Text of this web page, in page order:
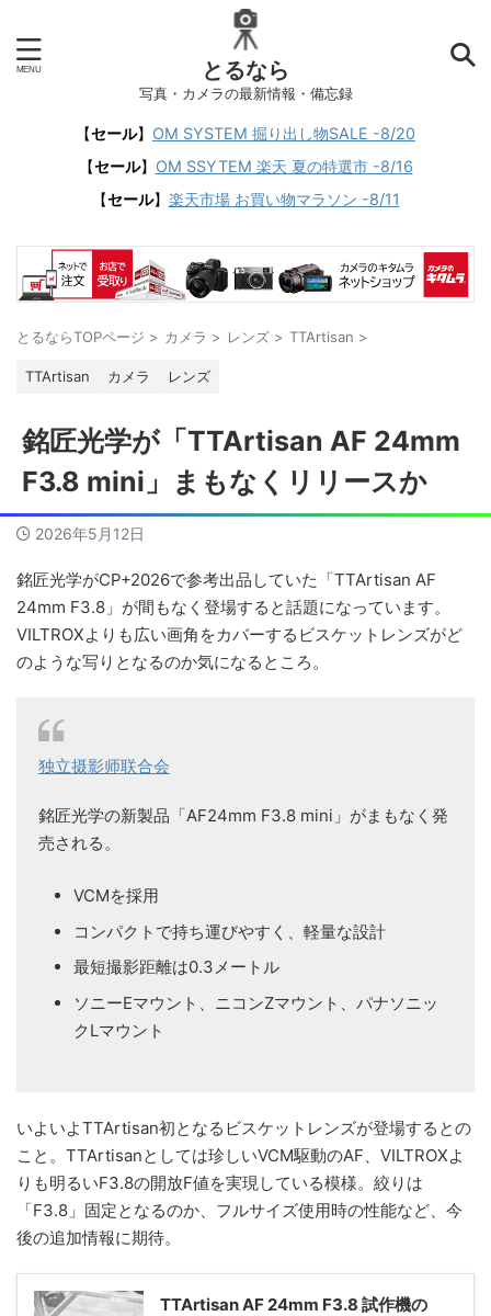
とるなら
写真・カメラの最新情報・備忘録
【セール】 OM SYSTEM 掘り出し物SALE -8/20
【セール】 OM SSYTEM 楽天 夏の特選市 -8/16
【セール】 楽天市場 お買い物マラソン -8/11
とるならTOPページ > カメラ > レンズ > TTArtisan >
TTArtisan カメラ レンズ
銘匠光学が「TTArtisan AF 24mm
F3.8 mini」まもなくリリースか
2026年5月12日
銘匠光学がCP+2026で参考出品していた「TTArtisan AF
24mm F3.8」が間もなく登場すると話題になっています。
VILTROXよりも広い画角をカバーするビスケットレンズがど
のような写りとなるのか気になるところ。
独立摄影师联合会
銘匠光学の新製品「AF24mm F3.8 mini」がまもなく発
売される。
VCMを採用
コンパクトで持ち運びやすく、軽量な設計
最短撮影距離は0.3メートル
ソニーEマウント、ニコンZマウント、パナソニッ
クLマウント
いよいよTTArtisan初となるビスケットレンズが登場するとの
こと。TTArtisanとしては珍しいVCM駆動のAF、VILTROXよ
りも明るいF3.8の開放F値を実現している模様。絞りは
「F3.8」固定となるのか、フルサイズ使用時の性能など、今
後の追加情報に期待。
TTArtisan AF 24mm F3.8 試作機の